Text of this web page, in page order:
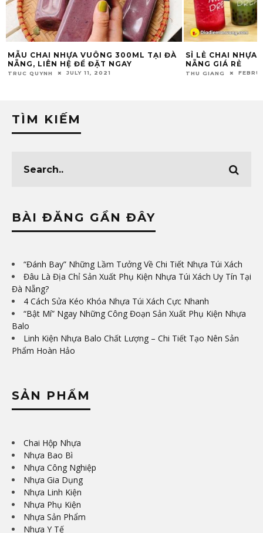
SỈ LẺ CHAI NHỰA ĐỰNG TRÀ SỮA ĐÀ
NẴNG GIÁ RẺ
THU GIANG FEBRUARY 17, 2019
PHÂN BIỆT NHỰA
NHỰA TÁI SINH
THU GIANG
TÌM KIẾM
BÀI ĐĂNG GẦN ĐÂY
“Đánh Bay” Những Lầm Tưởng Về Chi Tiết Nhựa Túi Xách
Đâu Là Địa Chỉ Sản Xuất Phụ Kiện Nhựa Túi Xách Uy Tín Tại
Đà Nẵng?
4 Cách Sửa Kéo Khóa Nhựa Túi Xách Cực Nhanh
“Bật Mí” Ngay Những Công Đoạn Sản Xuất Phụ Kiện Nhựa
Balo
Linh Kiện Nhựa Balo Chất Lượng – Chi Tiết Tạo Nên Sản
Phẩm Hoàn Hảo
SẢN PHẨM
Chai Hộp Nhựa
Nhựa Bao Bì
Nhựa Công Nghiệp
Nhựa Gia Dụng
Nhựa Linh Kiện
Nhựa Phụ Kiện
Nhựa Sản Phẩm
Nhựa Y Tế